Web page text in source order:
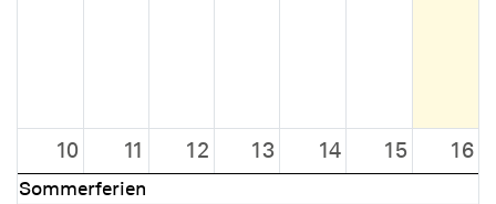
10
Sommerferien
11 12 13 14 15 16